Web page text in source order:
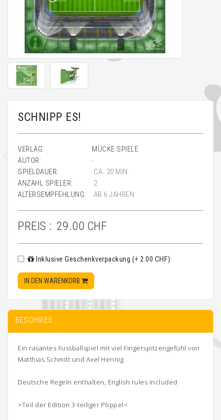
SCHNIPP ES!
VERLAG:
MÜCKE SPIELE
AUTOR:
-
SPIELDAUER:
CA. 20 MIN.
ANZAHL SPIELER:
2
ALTERSEMPFEHLUNG:
AB 6 JAHREN
PREIS : 29.00 CHF
Inklusive Geschenkverpackung (+ 2.00 CHF)
IN DEN WARENKORB
BESCHRIEB
Ein rasantes Fussballspiel mit viel Fingerspitzengefühl von
Matthias Schmitt und Axel Hennig
Deutsche Regeln enthalten, English rules included
>Teil der Edition 3-teiliger Pöppel<